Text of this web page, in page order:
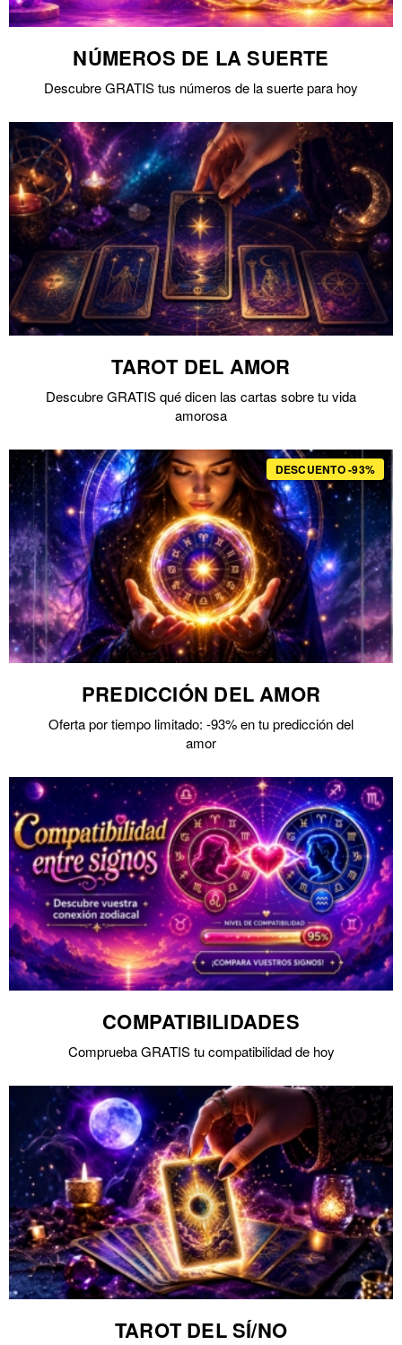
NÚMEROS DE LA SUERTE
Descubre GRATIS tus números de la suerte para hoy
TAROT DEL AMOR
Descubre GRATIS qué dicen las cartas sobre tu vida
amorosa
DESCUENTO -93%
PREDICCIÓN DEL AMOR
Oferta por tiempo limitado: -93% en tu predicción del
amor
COMPATIBILIDADES
Comprueba GRATIS tu compatibilidad de hoy
TAROT DEL SÍ/NO